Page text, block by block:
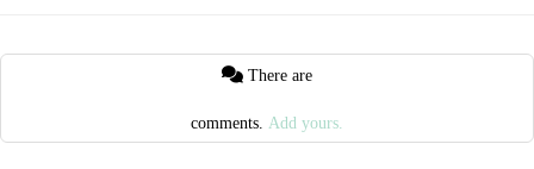
comments. Add yours.